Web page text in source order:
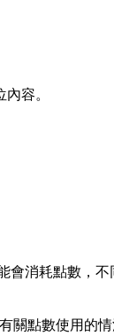
容。
會消耗點數，
關點數使用的情